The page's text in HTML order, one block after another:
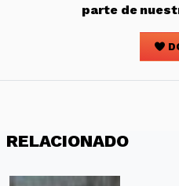
parte de
RELACIONADO